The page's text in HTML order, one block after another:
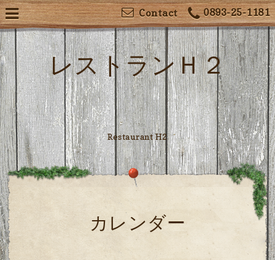
0893-25-1181
Contact
レストランＨ２
Restaurant H2
カレンダー